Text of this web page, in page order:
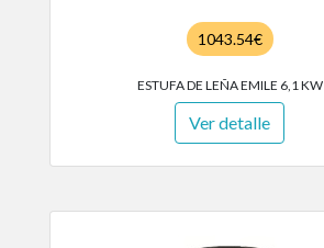
1043.54€
ESTUFA DE LEÑA EMILE 6,1 KW
Ver detalle